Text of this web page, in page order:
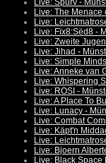
Live: Spurv -
Live: The Menace
Live:
Live: Fïx8:Sëd8 -
Live: Zweite
Live: Jihad -
Live: Simple
Live: Anneke van
Live: Whispering
Live: ROSI -
Live: A Place To
Live: Lunacy -
Live: Combat
Live: Käpt'n
Live:
Live: Bjoern
Live: Black